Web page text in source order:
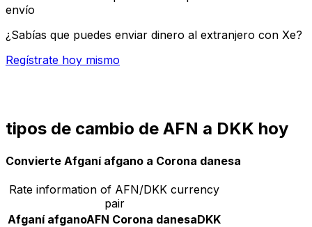
envío
¿Sabías que puedes enviar dinero al extranjero con Xe?
Regístrate hoy mismo
tipos de cambio de AFN a DKK hoy
Convierte Afganí afgano a Corona danesa
Rate information of AFN/DKK currency
pair
Afganí afganoAFN Corona danesaDKK